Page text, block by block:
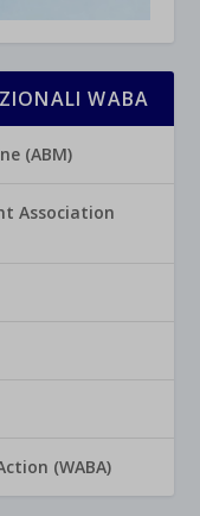
WABA
(ABM)
Association
(WABA)